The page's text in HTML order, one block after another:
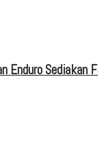
Enduro Sediakan